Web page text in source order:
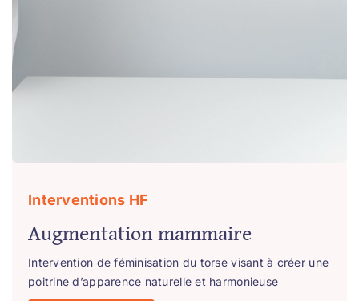
Interventions HF
Augmentation mammaire
Intervention de féminisation du torse visant à créer une
poitrine d’apparence naturelle et harmonieuse